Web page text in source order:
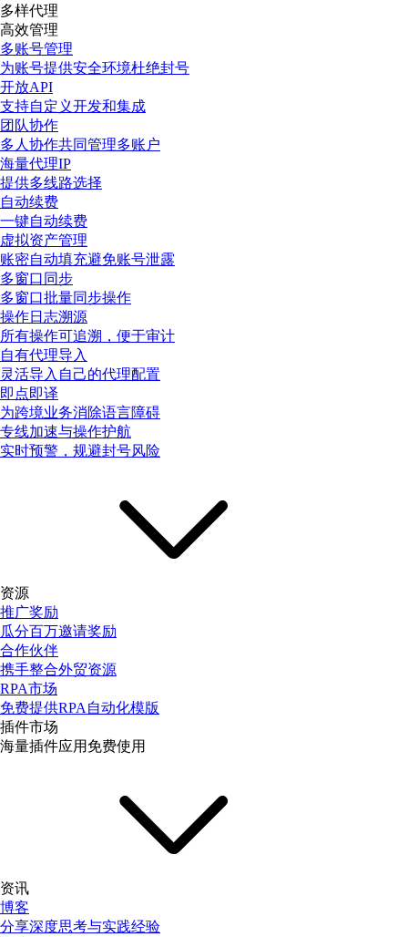
多样代理
高效管理
多账号管理
为账号提供安全环境杜绝封号
开放API
支持自定义开发和集成
团队协作
多人协作共同管理多账户
海量代理IP
提供多线路选择
自动续费
一键自动续费
虚拟资产管理
账密自动填充避免账号泄露
多窗口同步
多窗口批量同步操作
操作日志溯源
所有操作可追溯，便于审计
自有代理导入
灵活导入自己的代理配置
即点即译
为跨境业务消除语言障碍
专线加速与操作护航
实时预警，规避封号风险
资源
推广奖励
瓜分百万邀请奖励
合作伙伴
携手整合外贸资源
RPA市场
免费提供RPA自动化模版
插件市场
海量插件应用免费使用
资讯
博客
分享深度思考与实践经验